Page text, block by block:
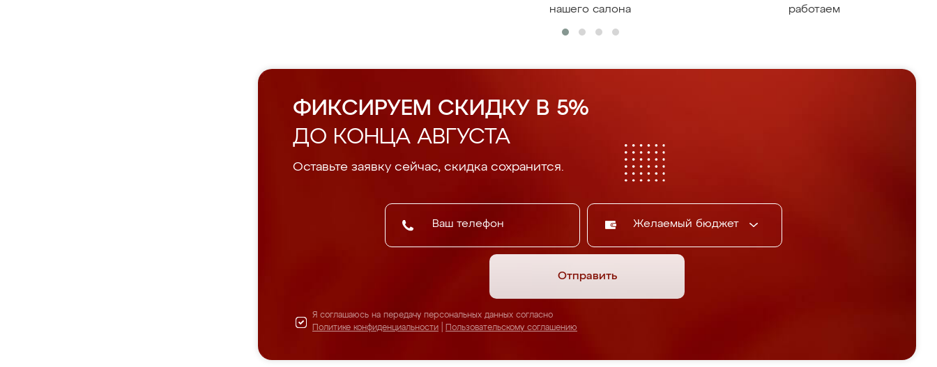
нашего салона
работаем
ФИКСИРУЕМ СКИДКУ В 5%
ДО КОНЦА АВГУСТА
Оставьте заявку сейчас, скидка сохранится.
Желаемый бюджет
Отправить
Я соглашаюсь на передачу персональных данных согласно
Политике конфиденциальности
Пользовательскому соглашению